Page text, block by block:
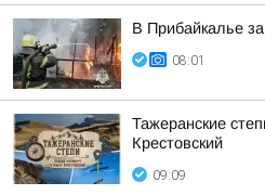
В Прибайкалье
08:01
Тажеранские
Крестовский
09:09